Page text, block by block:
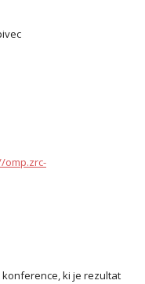
omp.zrc-
ki je rezultat